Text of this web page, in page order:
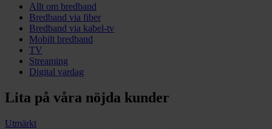
Allt om bredband
Bredband via fiber
Bredband via kabel-tv
Mobilt bredband
TV
Streaming
Digital vardag
Lita på våra nöjda kunder
Utmärkt